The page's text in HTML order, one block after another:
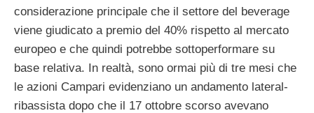
considerazione principale che il settore del beverage
viene giudicato a premio del 40% rispetto al mercato
europeo e che quindi potrebbe sottoperformare su
base relativa. In realtà, sono ormai più di tre mesi che
le azioni Campari evidenziano un andamento lateral-
ribassista dopo che il 17 ottobre scorso avevano